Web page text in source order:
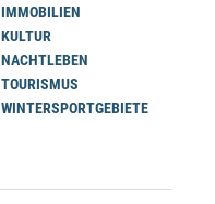
IMMOBILIEN
KULTUR
NACHTLEBEN
TOURISMUS
WINTERSPORTGEBIETE